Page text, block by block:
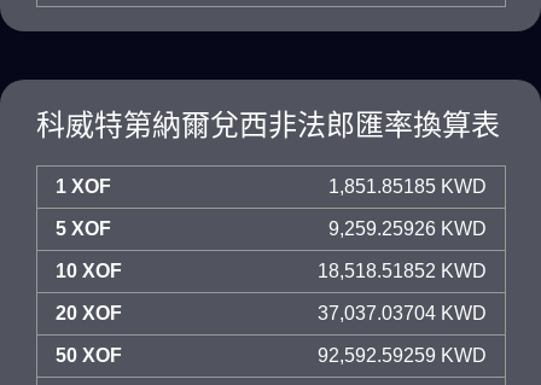
科威特第納爾兌西非法郎匯率換算表
1 XOF 1,851.85185 KWD
5 XOF 9,259.25926 KWD
10 XOF 18,518.51852 KWD
20 XOF 37,037.03704 KWD
50 XOF 92,592.59259 KWD